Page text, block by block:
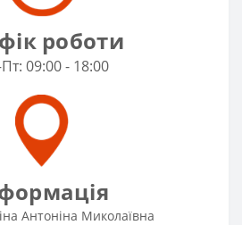
роботи
09:00 - 18:00
Антоніна Миколаївна